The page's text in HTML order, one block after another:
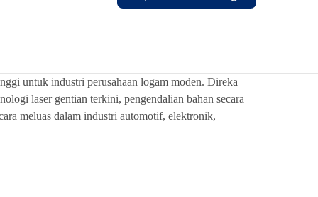
untuk industri perusahaan logam moden. Direka
laser gentian terkini, pengendalian bahan secara
meluas dalam industri automotif, elektronik,